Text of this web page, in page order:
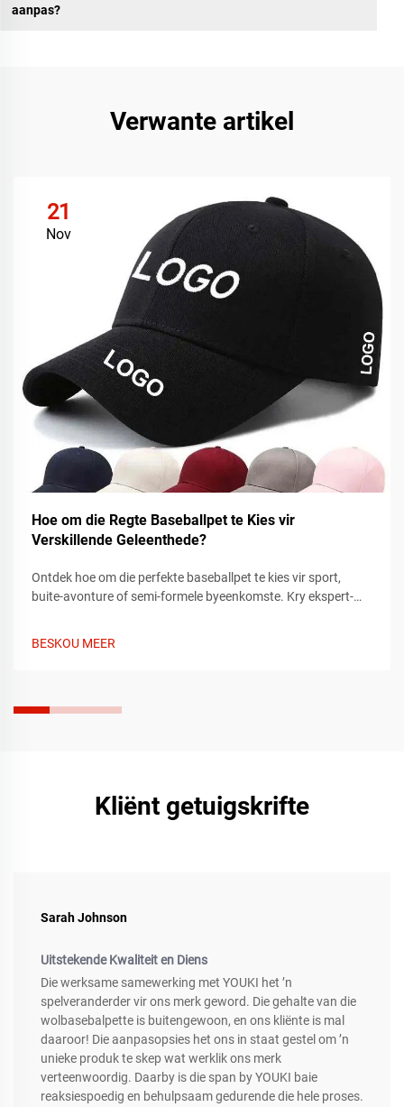
aanpas?
Verwante artikel
21
Nov
Hoe om die Regte Baseballpet te Kies vir
Verskillende Geleenthede?
Ontdek hoe om die perfekte baseballpet te kies vir sport,
buite-avonture of semi-formele byeenkomste. Kry ekspert-
BESKOU MEER
Kliënt getuigskrifte
Sarah Johnson
Uitstekende Kwaliteit en Diens
Die werksame samewerking met YOUKI het ’n
spelveranderder vir ons merk geword. Die gehalte van die
wolbasebalpette is buitengewoon, en ons kliënte is mal
daaroor! Die aanpasopsies het ons in staat gestel om ’n
unieke produk te skep wat werklik ons merk
verteenwoordig. Daarby is die span by YOUKI baie
reaksiespoedig en behulpsaam gedurende die hele proses.